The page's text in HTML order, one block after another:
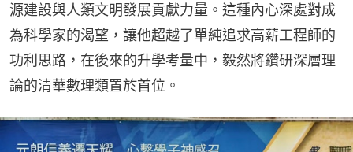
源建設與人類文明發展貢獻力量。這種內心深處對成
為科學家的渴望，讓他超越了單純追求高薪工程師的
功利思路，在後來的升學考量中，毅然將鑽研深層理
論的清華數理類置於首位。